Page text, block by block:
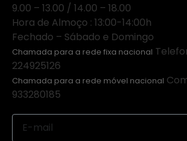
9.00 – 13.00 / 14.00 – 18.00
Hora de Almoço : 13:00-14:00h
Fechado – Sábado e Domingo
Chamada para a rede fixa nacional
224925126
Chamada para a rede móvel nacional
933280185